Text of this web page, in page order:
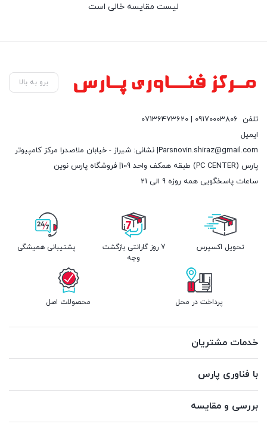
لیست مقایسه خالی است
برو به بالا
تلفن 09170003806 | 07136473620
ایمیل
Parsnovin.shiraz@gmail.com| نشانی: شیراز - خیابان ملاصدرا مرکز کامپیوتر
پارس (PC CENTER) طبقه همکف واحد 109| فروشگاه پارس نوین
ساعات پاسخگویی همه روزه 9 الی 21
تحویل اکسپرس
7 روز گارانتی بازگشت
وجه
پشتیبانی همیشگی
پرداخت در محل محصولات اصل
خدمات مشتریان
با فناوری پارس
بررسی و مقایسه